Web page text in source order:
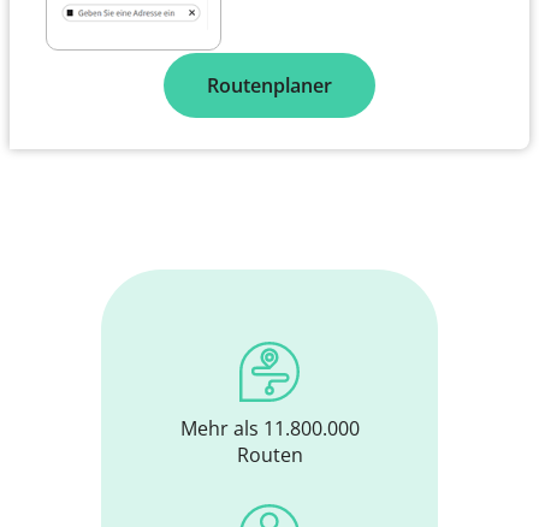
Routenplaner
Mehr als 11.800.000
Routen